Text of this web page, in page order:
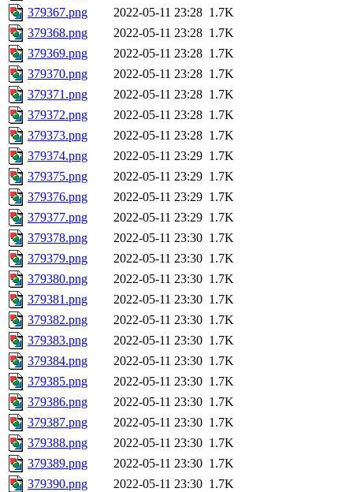
379367.png
2022-05-11 23:28 1.7K
379368.png
2022-05-11 23:28 1.7K
379369.png
2022-05-11 23:28 1.7K
379370.png
2022-05-11 23:28 1.7K
379371.png
2022-05-11 23:28 1.7K
379372.png
2022-05-11 23:28 1.7K
379373.png
2022-05-11 23:28 1.7K
379374.png
2022-05-11 23:29 1.7K
379375.png
2022-05-11 23:29 1.7K
379376.png
2022-05-11 23:29 1.7K
379377.png
2022-05-11 23:29 1.7K
379378.png
2022-05-11 23:30 1.7K
379379.png
2022-05-11 23:30 1.7K
379380.png
2022-05-11 23:30 1.7K
379381.png
2022-05-11 23:30 1.7K
379382.png
2022-05-11 23:30 1.7K
379383.png
2022-05-11 23:30 1.7K
379384.png
2022-05-11 23:30 1.7K
379385.png
2022-05-11 23:30 1.7K
379386.png
2022-05-11 23:30 1.7K
379387.png
2022-05-11 23:30 1.7K
379388.png
2022-05-11 23:30 1.7K
379389.png
2022-05-11 23:30 1.7K
379390.png
2022-05-11 23:30 1.7K